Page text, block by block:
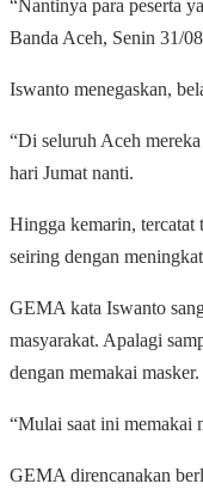
“Nantinya para peserta
Banda Aceh, Senin 31/
Iswanto menegaskan,
“Di seluruh Aceh
hari Jumat nanti.
Hingga kemarin,
seiring dengan
GEMA kata Iswanto
masyarakat. Apalagi
dengan memakai
“Mulai saat ini memakai
GEMA direncanakan